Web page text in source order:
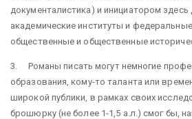
документалистика) и инициатором
академические институты и
общественные и общественные
3. Романы писать могут немногие
образования, кому-то таланта или
широкой публики, в рамках своих
брошюрку (не более 1-1,5 а.л.) смог бы,